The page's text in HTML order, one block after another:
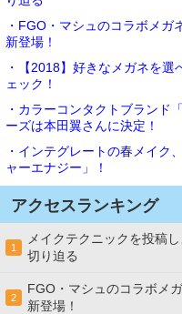
・FGO・マシュのコラボメ
新登場！
・【2018】好きなメガネを
ェック！
・カラーコンタクトブランド
ーズは本田翼さんに決定！
・インテグレートの春メイク
ャーエナジー」！
アクセスランキング
1
メイクテクニックを投稿
切り迫る
2
FGO・マシュのコラボメ
新登場！